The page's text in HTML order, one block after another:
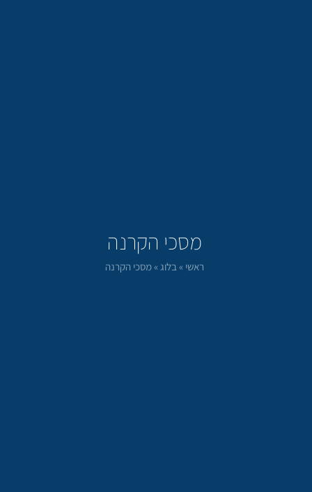
מסכי הקרנה
ראשי » בלוג »מסכי הקרנה